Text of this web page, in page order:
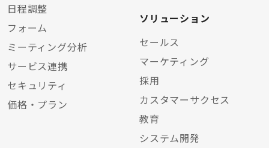
日程調整
フォーム
ミーティング分析
サービス連携
セキュリティ
価格・プラン
ソリューション
セールス
マーケティング
採用
カスタマーサクセス
教育
システム開発